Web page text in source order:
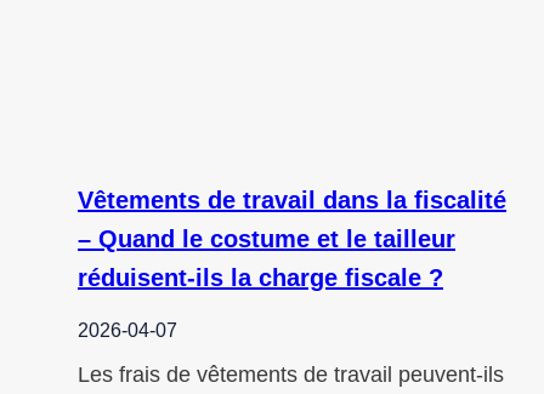
Vêtements de travail dans la fiscalité
– Quand le costume et le tailleur
réduisent-ils la charge fiscale ?
2026-04-07
Les frais de vêtements de travail peuvent-ils